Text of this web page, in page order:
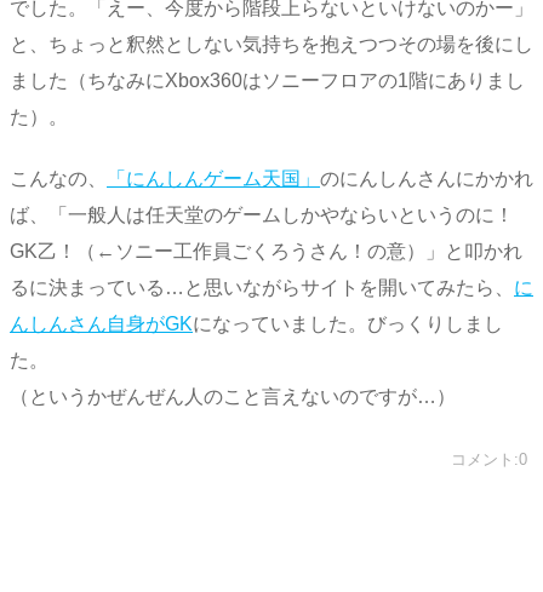
でした。「えー、今度から階段上らないといけないのかー」
と、ちょっと釈然としない気持ちを抱えつつその場を後にし
ました（ちなみにXbox360はソニーフロアの1階にありまし
た）。
こんなの、 「にんしんゲーム天国」 のにんしんさんにかかれ
ば、「一般人は任天堂のゲームしかやならいというのに！
GK乙！（←ソニー工作員ごくろうさん！の意）」と叩かれ
るに決まっている…と思いながらサイトを開いてみたら、 に
んしんさん自身がGKになっていました。びっくりしまし
た。
（というかぜんぜん人のこと言えないのですが…）
コメント:0